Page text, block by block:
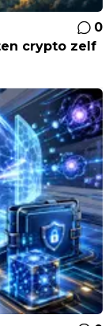
0
crypto zelf